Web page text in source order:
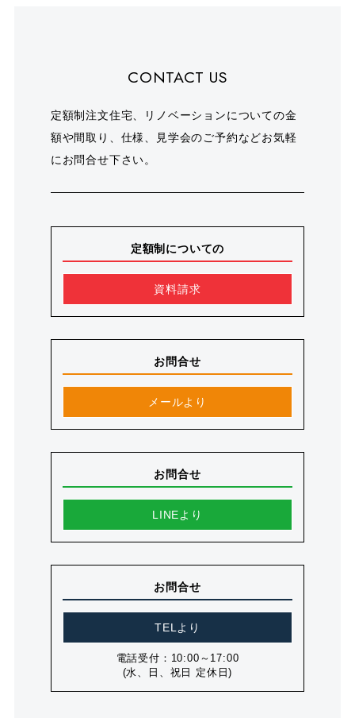
CONTACT US
定額制注文住宅、リノベーションについての金
額や間取り、仕様、見学会のご予約などお気軽
にお問合せ下さい。
定額制についての
資料請求
お問合せ
メールより
お問合せ
LINEより
お問合せ
TELより
電話受付：10:00～17:00
(水、日、祝日 定休日)